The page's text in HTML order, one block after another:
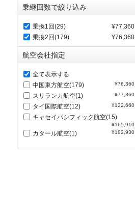
乗継回数で絞り込み
乗換1回(29)
¥77,360
乗換2回(179)
¥76,360
航空会社指定
全て表示する
中国東方航空(179)
¥76,360
スリランカ航空(1) ¥77,360
タイ国際航空(12) ¥122,660
キャセイパシフィック航空(15)
¥165,910
カタール航空(1) ¥182,930